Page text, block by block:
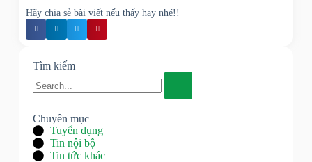
Hãy chia sẻ bài viết nếu thấy hay nhé!!
Tìm kiếm
Chuyên mục
Tuyển dụng
Tin nội bộ
Tin tức khác